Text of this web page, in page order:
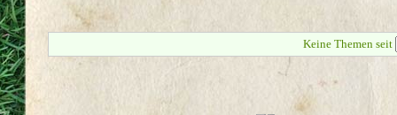
Keine Themen seit